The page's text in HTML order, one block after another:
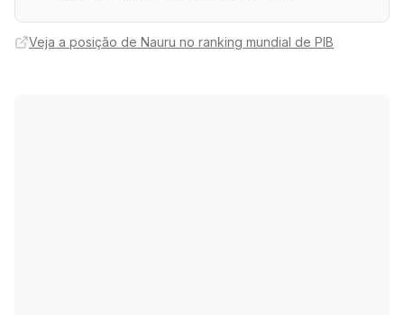
Veja a posição de Nauru no ranking mundial de PIB